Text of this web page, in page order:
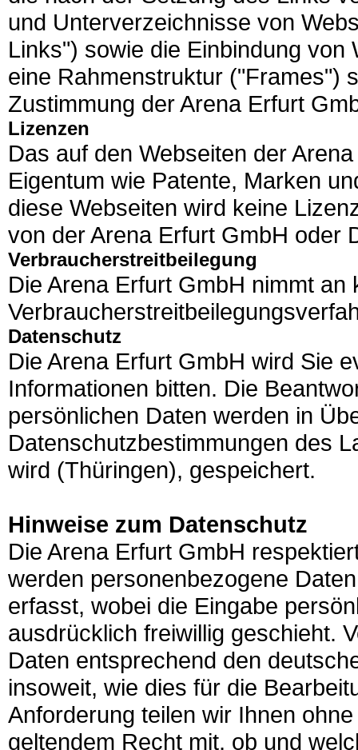
und Unterverzeichnisse von
Links") sowie die Einbindung
eine Rahmenstruktur ("Frames")
Zustimmung der Arena Erfurt
Lizenzen
Das auf den Webseiten der
Eigentum wie Patente, Marken
diese Webseiten wird keine
von der Arena Erfurt GmbH oder
Verbraucherstreitbeilegung
Die Arena Erfurt GmbH nimmt an
Datenschutz
Die Arena Erfurt GmbH wird Sie
Informationen bitten. Die
persönlichen Daten werden in
Datenschutzbestimmungen des
wird (Thüringen), gespeichert.
Hinweise zum Datenschutz
Die Arena Erfurt GmbH
werden personenbezogene
erfasst, wobei die Eingabe
ausdrücklich freiwillig geschieht.
Daten entsprechend den
insoweit, wie dies für die
Anforderung teilen wir Ihnen
geltendem Recht mit, ob und